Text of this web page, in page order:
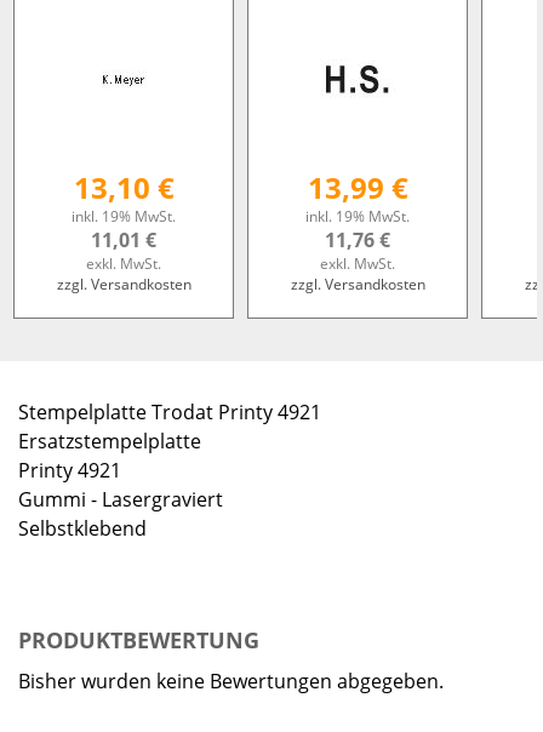
13,10 €
inkl. 19% MwSt.
11,01 €
exkl. MwSt.
zzgl. Versandkosten
13,99 €
inkl. 19% MwSt.
11,76 €
exkl. MwSt.
zzgl. Versandkosten
Stempelplatte Trodat Printy 4921
Ersatzstempelplatte
Printy 4921
Gummi - Lasergraviert
Selbstklebend
PRODUKTBEWERTUNG
Bisher wurden keine Bewertungen abgegeben.